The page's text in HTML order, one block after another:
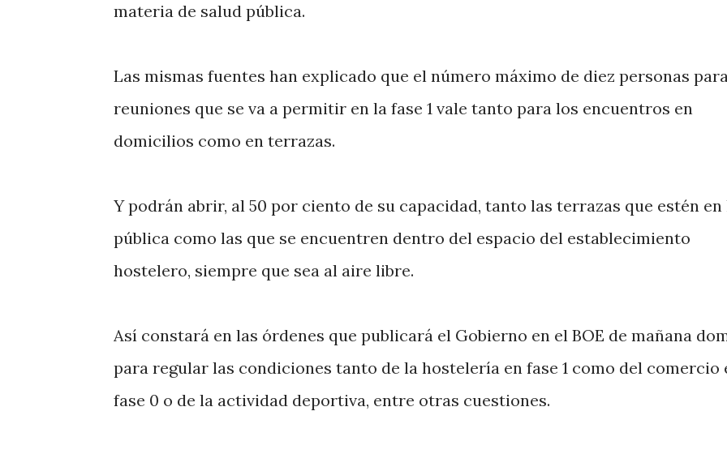
materia de salud pública.
Las mismas fuentes han explicado que el número máximo de diez personas
reuniones que se va a permitir en la fase 1 vale tanto para los encuentros en
domicilios como en terrazas.
Y podrán abrir, al 50 por ciento de su capacidad, tanto las terrazas que estén en
pública como las que se encuentren dentro del espacio del establecimiento
hostelero, siempre que sea al aire libre.
Así constará en las órdenes que publicará el Gobierno en el BOE de mañana
para regular las condiciones tanto de la hostelería en fase 1 como del comercio
fase 0 o de la actividad deportiva, entre otras cuestiones.